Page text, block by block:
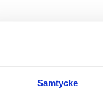
Samtycke
Normatec 2.0
som du vill.
Hyperice